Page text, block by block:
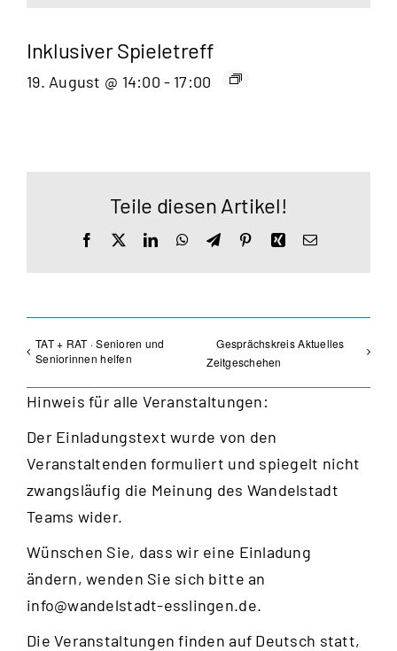
Inklusiver Spieletreff
19. August @ 14:00 - 17:00
Teile diesen Artikel!
Facebook LinkedInWhatsApp
TelegramPinterestXingE-
TAT + RAT · Senioren und
Seniorinnen helfen
Gesprächskreis Aktuelles
Zeitgeschehen
Hinweis für alle Veranstaltungen:
Der Einladungstext wurde von den
Veranstaltenden formuliert und spiegelt nicht
zwangsläufig die Meinung des Wandelstadt
Teams wider.
Wünschen Sie, dass wir eine Einladung
ändern, wenden Sie sich bitte an
info@wandelstadt-esslingen.de.
Die Veranstaltungen finden auf Deutsch statt,